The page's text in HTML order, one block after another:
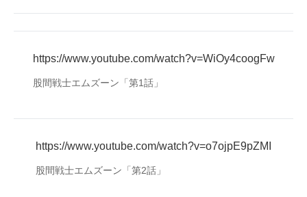
https://www.youtube.com/watch?v=WiOy4coogFw
股間戦士エムズーン「第1話」
https://www.youtube.com/watch?v=o7ojpE9pZMI
股間戦士エムズーン「第2話」